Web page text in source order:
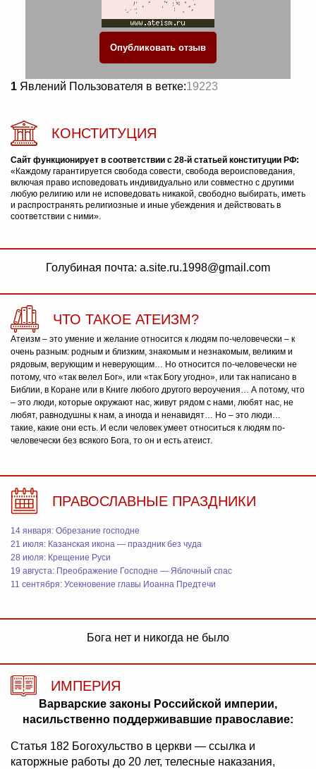
1 Явлений Пользователя в ветке:19223
КОНСТИТУЦИЯ
Сайт функционирует в соответствии с 28-й статьей конституции РФ:
«Каждому гарантируется свобода совести, свобода вероисповедания,
включая право исповедовать индивидуально или совместно с другими
любую религию или не исповедовать никакой, свободно выбирать, иметь
и распространять религиозные и иные убеждения и действовать в
соответствии с ними».
Голубиная почта: a.site.ru.1998@gmail.com
ЧТО ТАКОЕ АТЕИЗМ?
Атеизм – это умение и желание относится к людям по-человечески – к
очень разным: родным и близким, знакомым и незнакомым, великим и
рядовым, верующим и неверующим… Но относится по-человечески не
потому, что «так велел Бог», или «так Богу угодно», или так написано в
Библии, в Коране или в Книге любого другого вероучения… А потому, что
– это люди, которые окружают нас, живут рядом с нами, любят нас, не
любят, равнодушны к нам, а иногда и ненавидят… Но – это люди…
такие, какие они есть. И если человек умеет относиться к людям по-
человечески без всякого Бога, то он и есть атеист.
ПРАВОСЛАВНЫЕ ПРАЗДНИКИ
14 января: Обрезание господне
21 июля: Казанская икона — праздник без чуда
28 июля: Крещение Руси
19 августа: Преображение Господне — Яблочный спас
11 сентября: Усекновение главы Иоанна Предтечи
Бога нет и никогда не было
ИМПЕРИЯ
Варварские законы Российской империи,
насильственно поддерживавшие православие:
Статья 182 Богохульство в церкви — ссылка и
каторжные работы до 20 лет, телесные наказания,